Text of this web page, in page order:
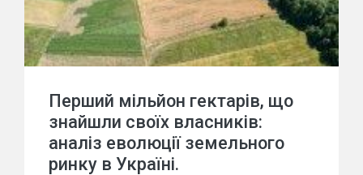
Перший мільйон гектарів, що
знайшли своїх власників:
аналіз еволюції земельного
ринку в Україні.